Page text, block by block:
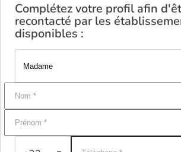
Complétez votre profil afin
recontacté par les
disponibles :